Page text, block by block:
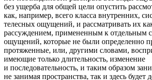
без ущерба для общей цели опустить
как, например, всего класса внутренних,
телесных ощущений, и рассматривать их
рассуждением, примененным к отдельным
ощущений, которые не были определенно
протяженные, или, другими словами,
имеющие только длительность, изменение
и последовательность, и таким образом
не занимая пространства, так и здесь будет